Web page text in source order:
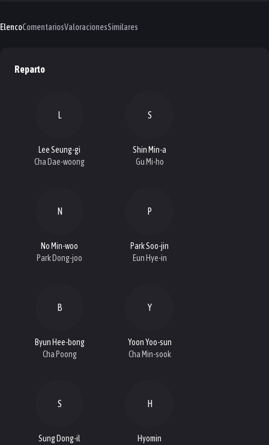
ElencoComentariosValoracionesSimilares
Reparto
L
Lee Seung-gi
Cha Dae-woong
S
Shin Min-a
Gu Mi-ho
N
No Min-woo
Park Dong-joo
P
Park Soo-jin
Eun Hye-in
B
Byun Hee-bong
Cha Poong
Y
Yoon Yoo-sun
Cha Min-sook
S
Sung Dong-il
H
Hyomin